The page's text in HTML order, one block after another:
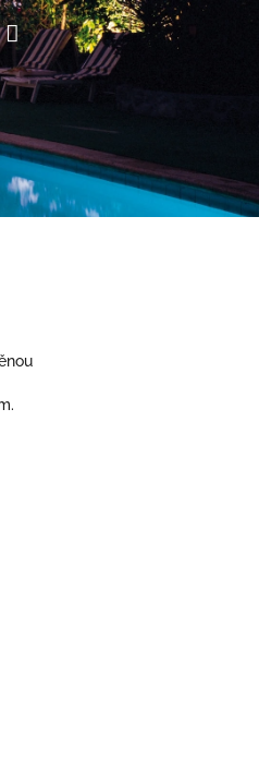
Nákupní
košík